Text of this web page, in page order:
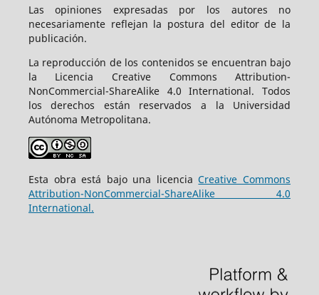
Las opiniones expresadas por los autores no
necesariamente reflejan la postura del editor de la
publicación.
La reproducción de los contenidos se encuentran bajo
la Licencia Creative Commons Attribution-
NonCommercial-ShareAlike 4.0 International. Todos
los derechos están reservados a la Universidad
Autónoma Metropolitana.
Esta obra está bajo una licenciaCreative Commons
Attribution-NonCommercial-ShareAlike 4.0
International.